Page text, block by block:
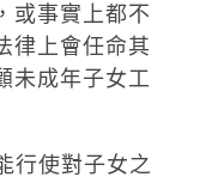
或事實上都不
律上會任命其
未成年子女工
行使對子女之